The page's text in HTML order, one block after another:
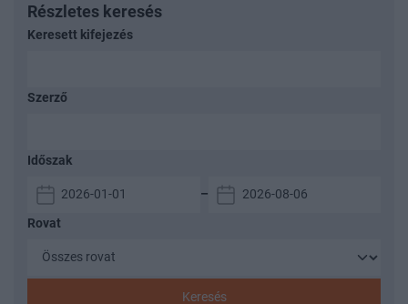
Részletes keresés
Keresett kifejezés
Szerző
Időszak
–
Rovat
Keresés